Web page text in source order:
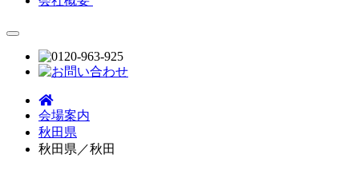
会場案内
秋田県
秋田県／秋田